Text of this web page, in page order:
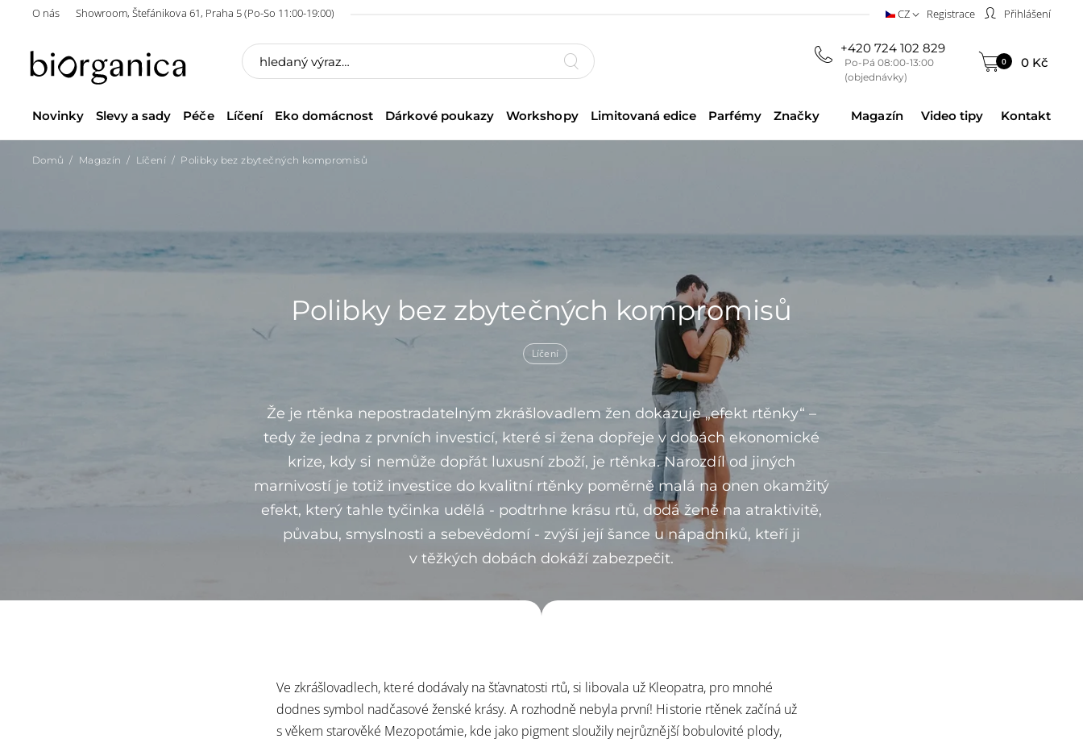
O nás Showroom, Štefánikova 61, Praha 5 (Po-So 11:00-19:00) CZ Registrace Přihlášení
+420 724 102 829
Po-Pá 08:00-13:00
(objednávky)
0 0 Kč
Novinky Slevy a sady Péče Líčení Eko domácnost Dárkové poukazy Workshopy Limitovaná edice Parfémy Značky Magazín Video tipy Kontakt
Domů Magazín Líčení Polibky bez zbytečných kompromisů
Polibky bez zbytečných kompromisů
Líčení
Že je rtěnka nepostradatelným zkrášlovadlem žen dokazuje „efekt rtěnky“ –
tedy že jedna z prvních investicí, které si žena dopřeje v dobách ekonomické
krize, kdy si nemůže dopřát luxusní zboží, je rtěnka. Narozdíl od jiných
marnivostí je totiž investice do kvalitní rtěnky poměrně malá na onen okamžitý
efekt, který tahle tyčinka udělá - podtrhne krásu rtů, dodá ženě na atraktivitě,
půvabu, smyslnosti a sebevědomí - zvýší její šance u nápadníků, kteří ji
v těžkých dobách dokáží zabezpečit.
Ve zkrášlovadlech, které dodávaly na šťavnatosti rtů, si libovala už Kleopatra, pro mnohé
dodnes symbol nadčasové ženské krásy. A rozhodně nebyla první! Historie rtěnek začíná už
s věkem starověké Mezopotámie, kde jako pigment sloužily nejrůznější bobulovité plody,